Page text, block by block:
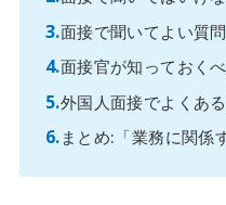
面接で聞いてよい質
面接官が知っておく
外国人面接でよくあ
まとめ:「業務に関係